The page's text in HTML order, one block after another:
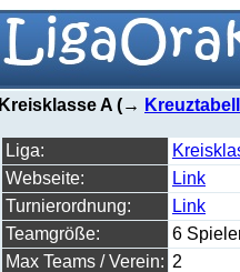
Kreisklasse A (→
Liga:
Webseite:
Link
Turnierordnung:
Link
Teamgröße:
6
Max Teams / Verein: 2